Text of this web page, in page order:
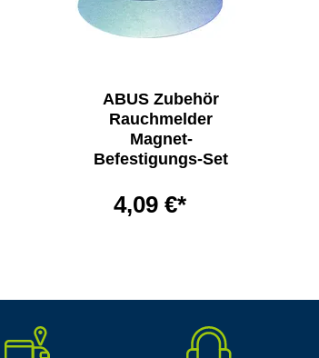
ABUS Zubehör
Rauchmelder
Magnet-
Befestigungs-Set
4,09 €*